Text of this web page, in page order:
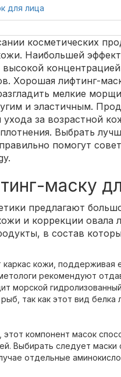
для лица
косметических
Наибольшей
Хорошая лифтинг-
мелкие
и эластичным.
ухода за возрастной
Выбрать
помогут
маску
предлагают
и коррекции овала
в состав
кожи, поддерживая
рекомендуют
морской гидролизованный
так как этот вид белка
этот компонент масок
Выбирать следует
отдельные